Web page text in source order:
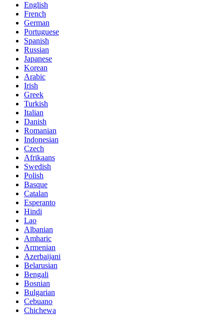
English
French
German
Portuguese
Spanish
Russian
Japanese
Korean
Arabic
Irish
Greek
Turkish
Italian
Danish
Romanian
Indonesian
Czech
Afrikaans
Swedish
Polish
Basque
Catalan
Esperanto
Hindi
Lao
Albanian
Amharic
Armenian
Azerbaijani
Belarusian
Bengali
Bosnian
Bulgarian
Cebuano
Chichewa